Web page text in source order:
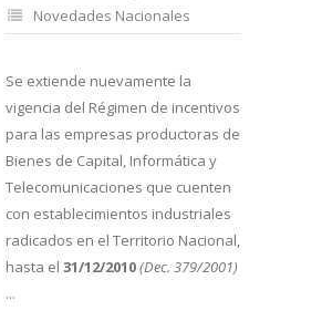
Novedades Nacionales
Se extiende nuevamente la
vigencia del Régimen de incentivos
para las empresas productoras de
Bienes de Capital, Informática y
Telecomunicaciones que cuenten
con establecimientos industriales
radicados en el Territorio Nacional,
hasta el 31/12/2010(Dec. 379/2001)
...